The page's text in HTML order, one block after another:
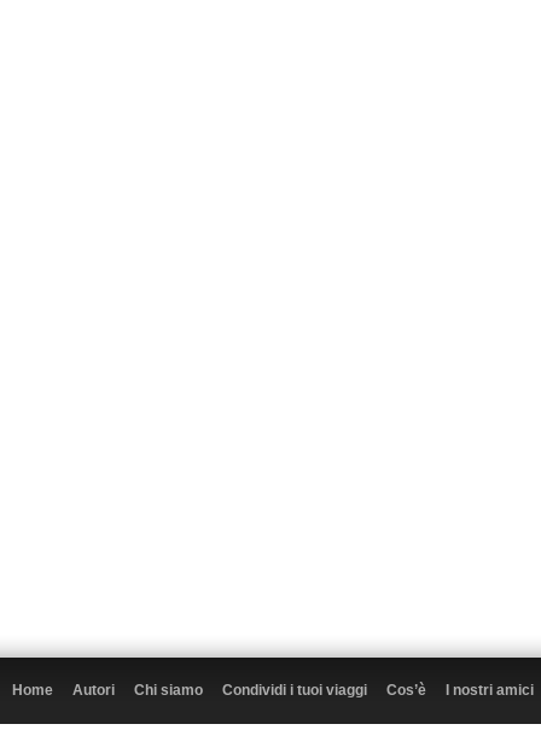
Home Autori Chi siamo Condividi i tuoi viaggi Cos’è I nostri amici